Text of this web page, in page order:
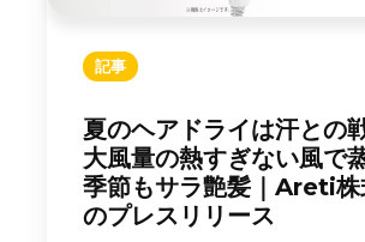
記事
夏のヘアドライは汗との
大風量の熱すぎない風で
季節もサラ艶髪｜Areti株
のプレスリリース